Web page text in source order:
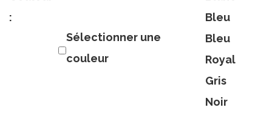
:
Sélectionner une
couleur
Bleu
Bleu
Royal
Gris
Noir